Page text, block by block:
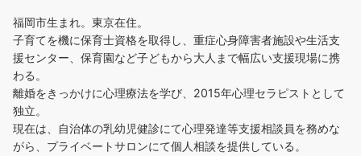
福岡市生まれ。東京在住。
子育てを機に保育士資格を取得し、重症心身障害者施設や生活支
援センター、保育園など子どもから大人まで幅広い支援現場に携
わる。
離婚をきっかけに心理療法を学び、2015年心理セラピストとして
独立。
現在は、自治体の乳幼児健診にて心理発達等支援相談員を務めな
がら、プライベートサロンにて個人相談を提供している。